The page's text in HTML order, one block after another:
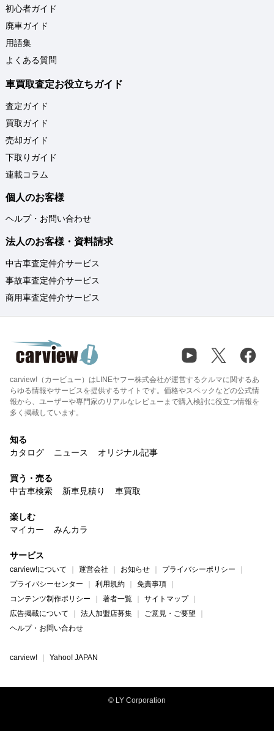
初心者ガイド
廃車ガイド
用語集
よくある質問
車買取査定お役立ちガイド
査定ガイド
買取ガイド
売却ガイド
下取りガイド
連載コラム
個人のお客様
ヘルプ・お問い合わせ
法人のお客様・資料請求
中古車査定仲介サービス
事故車査定仲介サービス
商用車査定仲介サービス
carview!（カービュー）はLINEヤフー株式会社が運営するクルマに関するあ
らゆる情報やサービスを提供するサイトです。価格やスペックなどの公式情
報から、ユーザーや専門家のリアルなレビューまで購入検討に役立つ情報を
多く掲載しています。
知る
カタログ
ニュース オリジナル記事
買う・売る
中古車検索
新車見積り 車買取
楽しむ
マイカー
みんカラ
サービス
carview!について 運営会社 お知らせ
プライバシーポリシー
プライバシーセンター
利用規約
免責事項
コンテンツ制作ポリシー
著者一覧
サイトマップ
広告掲載について
法人加盟店募集
ご意見・ご要望
ヘルプ・お問い合わせ
carview! Yahoo! JAPAN
© LY Corporation